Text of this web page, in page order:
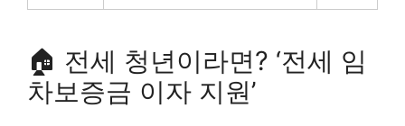
🏠 전세 청년이라면? ‘전세 임
차보증금 이자 지원’